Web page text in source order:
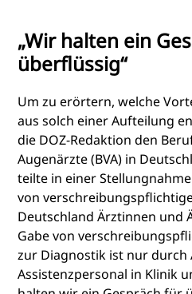
„Wir halten ein
überflüssig“
Um zu erörtern, welche
aus solch einer Aufteilung
die DOZ-Redaktion den
Augenärzte (BVA) in
teilte in einer
von
Deutschland Ärztinnen und
Gabe von
zur Diagnostik ist nur durch
Assistenzpersonal in Klinik